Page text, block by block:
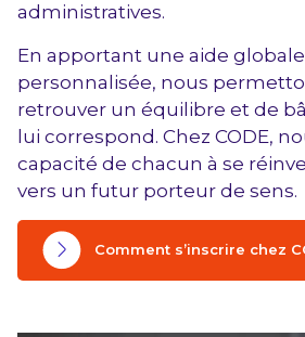
administratives.
En apportant une aide
personnalisée, nous
retrouver un équilibre et de
lui correspond. Chez CODE,
capacité de chacun à se
vers un futur porteur de sens.
Comment s’inscrire chez